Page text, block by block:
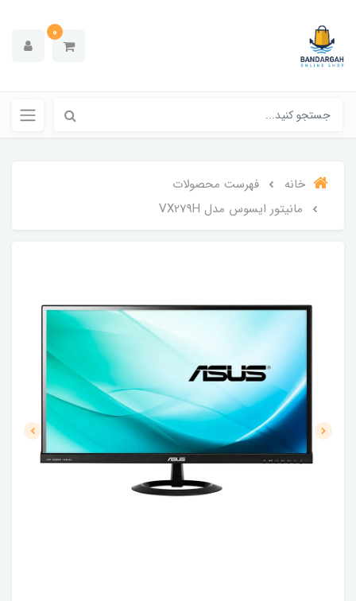
0
خانه
فهرست محصولات
مانیتور ایسوس مدل VX279H